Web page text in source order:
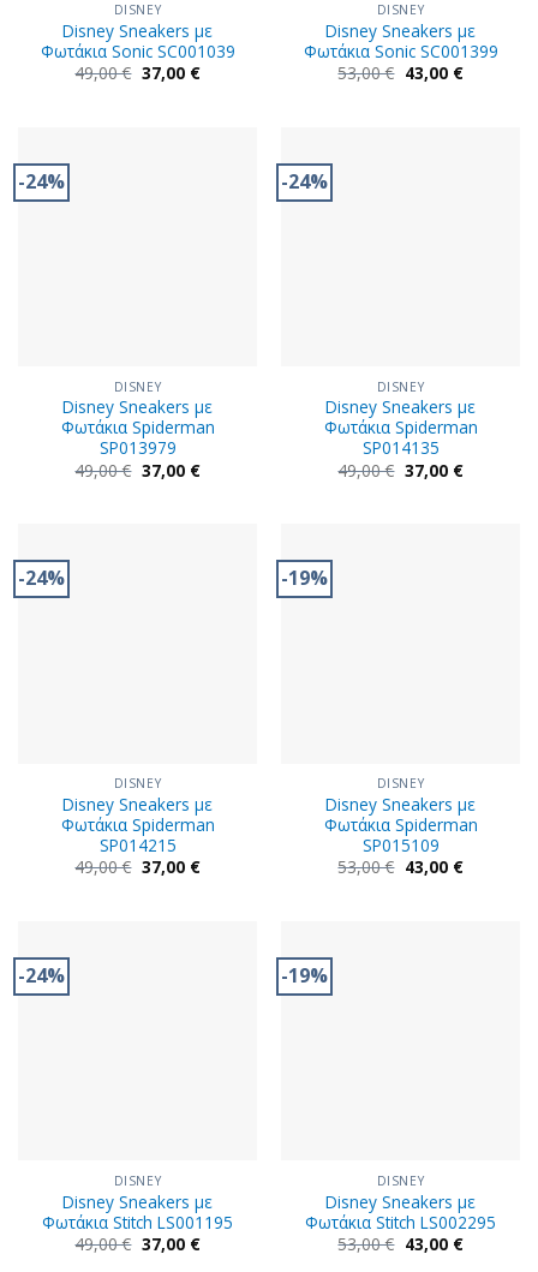
DISNEY
Disney Sneakers με
Φωτάκια Sonic SC001039
49,00€ Original
price
37,00 €Η
τρέχουσα
DISNEY
Disney Sneakers με
Φωτάκια Sonic SC001399
53,00€ Original
price
43,00 €Η
τρέχουσα
-24%
DISNEY
Disney Sneakers με
Φωτάκια Spiderman
SP013979
49,00€ Original
price
37,00 €Η
τρέχουσα
-24%
DISNEY
Disney Sneakers με
Φωτάκια Spiderman
SP014135
49,00€ Original
price
37,00 €Η
τρέχουσα
-24%
DISNEY
Disney Sneakers με
Φωτάκια Spiderman
SP014215
49,00€ Original
price
37,00 €Η
-19%
DISNEY
Disney Sneakers με
Φωτάκια Spiderman
SP015109
53,00€ Original
price
43,00 €Η
-24%
DISNEY
Disney Sneakers με
Φωτάκια Stitch LS001195
49,00€ Original
price
37,00 €Η
τρέχουσα
-19%
DISNEY
Disney Sneakers με
Φωτάκια Stitch LS002295
53,00€ Original
price
43,00 €Η
τρέχουσα